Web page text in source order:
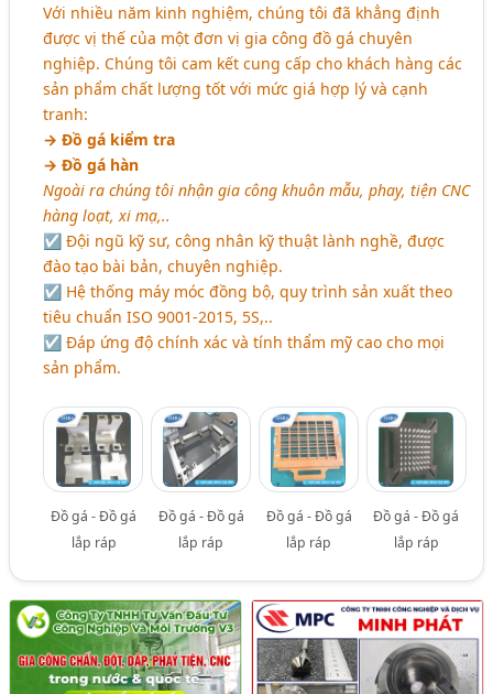
Với nhiều năm kinh nghiệm, chúng tôi đã khẳng định
được vị thế của một đơn vị gia công đồ gá chuyên
nghiệp. Chúng tôi cam kết cung cấp cho khách hàng các
sản phẩm chất lượng tốt với mức giá hợp lý và cạnh
tranh:
→ Đồ gá kiểm tra
→ Đồ gá hàn
Ngoài ra chúng tôi nhận gia công khuôn mẫu, phay, tiện CNC
hàng loạt, xi mạ,..
☑ Đội ngũ kỹ sư, công nhân kỹ thuật lành nghề, được
đào tạo bài bản, chuyên nghiệp.
☑ Hệ thống máy móc đồng bộ, quy trình sản xuất theo
tiêu chuẩn ISO 9001-2015, 5S,..
☑ Đáp ứng độ chính xác và tính thẩm mỹ cao cho mọi
sản phẩm.
Đồ gá - Đồ gá
lắp ráp
Đồ gá - Đồ gá
lắp ráp
Đồ gá - Đồ gá
lắp ráp
Đồ gá - Đồ gá
lắp ráp